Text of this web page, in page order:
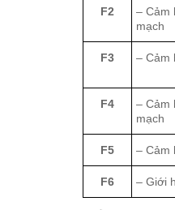
F2
– Cảm
mạch
F3 – Cảm
F4
– Cảm
mạch
F5 – Cảm
F6 – Giới